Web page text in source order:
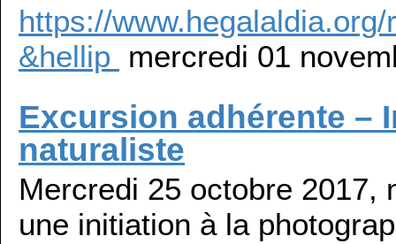
https://
&hellip mercredi 01
Excursion adhérente –
naturaliste
Mercredi 25 octobre 2017,
une initiation à la